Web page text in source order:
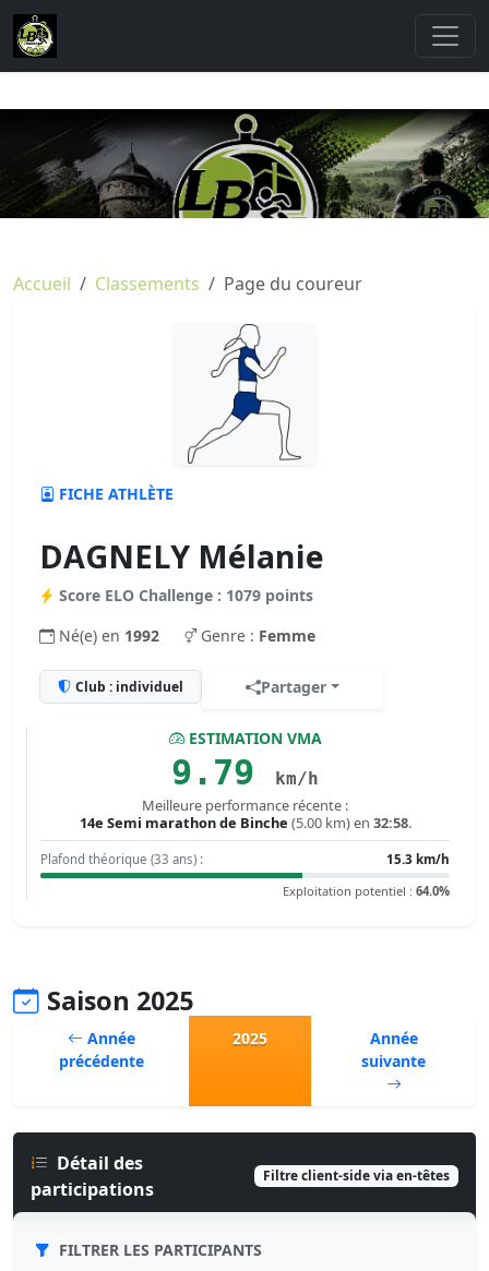
Accueil Classements Page du coureur
FICHE ATHLÈTE
DAGNELY Mélanie
Score ELO Challenge : 1079 points
Né(e) en 1992 Genre : Femme
Club : individuel Partager
ESTIMATION VMA
9.79 km/h
Meilleure performance récente :
14e Semi marathon de Binche (5.00 km) en 32:58.
Plafond théorique (33 ans) :
15.3 km/h
Exploitation potentiel : 64.0%
Saison 2025
Année
précédente
2025
Année
suivante
Détail des
participations
Filtre client-side via en-têtes
FILTRER LES PARTICIPANTS